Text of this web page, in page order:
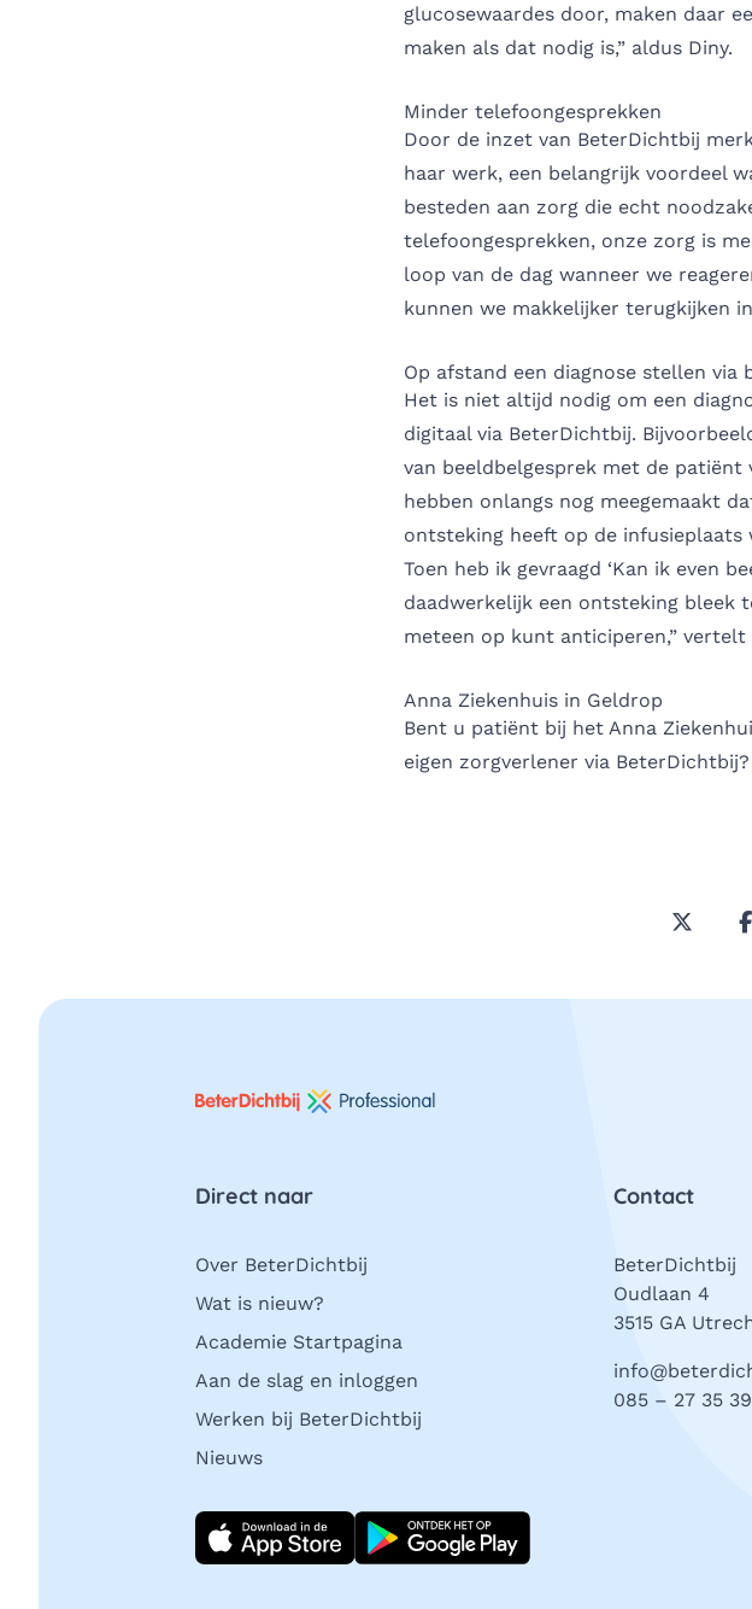
glucosewaardes door, maken daar
maken als dat nodig is,” aldus Diny.
Minder telefoongesprekken
Door de inzet van BeterDichtbij
haar werk, een belangrijk voordeel
besteden aan zorg die echt
telefoongesprekken, onze zorg is
loop van de dag wanneer we
kunnen we makkelijker terugkijken
Op afstand een diagnose stellen via
Het is niet altijd nodig om een
digitaal via BeterDichtbij.
van beeldbelgesprek met de patiënt
hebben onlangs nog meegemaakt
ontsteking heeft op de infusieplaats
Toen heb ik gevraagd ‘Kan ik even
daadwerkelijk een ontsteking bleek
meteen op kunt anticiperen,” vertelt
Anna Ziekenhuis in Geldrop
Bent u patiënt bij hetAnna
eigen zorgverlener via
Deel
Direct naar
Over BeterDichtbij
Wat is nieuw?
Academie Startpagina
Aan de slag en inloggen
Werken bij BeterDichtbij
Nieuws
Download direct
Contact
BeterDichtbij
Oudlaan 4
3515 GA
085 – 27 35